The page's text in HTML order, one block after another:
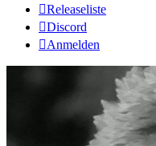
Releaseliste
Discord
Anmelden